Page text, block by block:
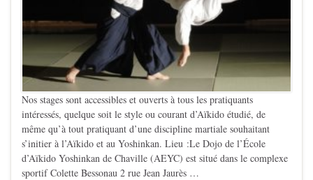
Nos stages sont accessibles et ouverts à tous les pratiquants
intéressés, quelque soit le style ou courant d’Aïkido étudié, de
même qu’à tout pratiquant d’une discipline martiale souhaitant
s’initier à l’Aïkido et au Yoshinkan. Lieu :Le Dojo de l’École
d’Aïkido Yoshinkan de Chaville (AEYC) est situé dans le complexe
sportif Colette Bessonau 2 rue Jean Jaurès …